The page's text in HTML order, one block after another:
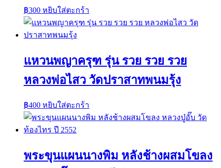
฿300 หยิบใส่ตะกร้า
แหวนพญาครุฑ รุ่น รวย รวย รวย
หลวงพ่อไสว วัดปราสาทพนมรุ้ง
฿400 หยิบใส่ตะกร้า
พระขุนแผนนางพิม หลังช้างผสมโขลง